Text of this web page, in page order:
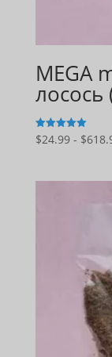
MEGA
лосось
5
из 5
$24.99 - $